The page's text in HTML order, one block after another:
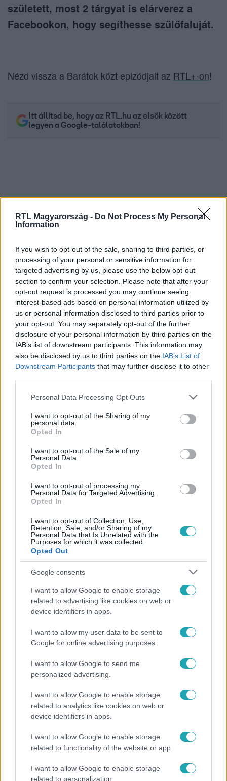
RTL Magyarország - Do Not Process My Personal
Information
If you wish to opt-out of the sale, sharing to third parties, or
processing of your personal or sensitive information for
targeted advertising by us, please use the below opt-out
section to confirm your selection. Please note that after your
opt-out request is processed you may continue seeing
interest-based ads based on personal information utilized by
us or personal information disclosed to third parties prior to
your opt-out. You may separately opt-out of the further
disclosure of your personal information by third parties on the
IAB’s list of downstream participants. This information may
also be disclosed by us to third parties on the IAB’s List of
Downstream Participants that may further disclose it to other
Please note that this website/app uses one or more Google
not limited to your visit or usage behaviour. You may click to
grant or deny consent to Google and its third-party tags to
use your data for below specified purposes in below Google
consent section.
Personal Data Processing Opt Outs
I want to opt-out of the Sharing of my
personal data.
Opted In
I want to opt-out of the Sale of my
Personal Data.
Opted In
I want to opt-out of processing my
Personal Data for Targeted Advertising.
Opted In
I want to opt-out of Collection, Use,
Retention, Sale, and/or Sharing of my
Personal Data that Is Unrelated with the
Purposes for which it was collected.
Opted Out
Google consents
I want to allow Google to enable storage
related to advertising like cookies on web or
device identifiers in apps.
I want to allow my user data to be sent to
Google for online advertising purposes.
I want to allow Google to send me
personalized advertising.
I want to allow Google to enable storage
related to analytics like cookies on web or
device identifiers in apps.
I want to allow Google to enable storage
related to functionality of the website or app.
I want to allow Google to enable storage
related to personalization.
született, most 2 tárgyat is elárverez a
Facebookon, hogy segíthesse szülőfaluját.
Nézd vissza a Barátok közt epizódjait az RTL+-on!
Itt állítsd be, hogy az RTL.hu az elsők között
legyen a Google-találatokban!
Kövess minket, és értesülj a friss hírekről a
Facebookon is!
Követem
#REGGELI #PELLER ANNA #LUKÁCS MIKI
#JÓZAN LACI #SEGÍTSÉG #ADOMÁNY
ÁRVEREZÉS #BARÁTOK KÖZT
Népszerű
19 évesen nyert modellversenyt Heidi Klum –
szakértő elemzi a szupermodell évtizedes
átalakulását